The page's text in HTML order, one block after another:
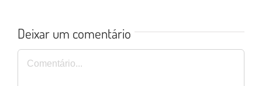
Deixar um comentário
Comentário